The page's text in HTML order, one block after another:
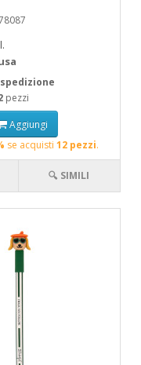
pezzi
Aggiungi
se acquisti 12 pezzi.
🔍 SIMILI